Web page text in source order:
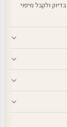
בדיוק ולקבל מיפוי